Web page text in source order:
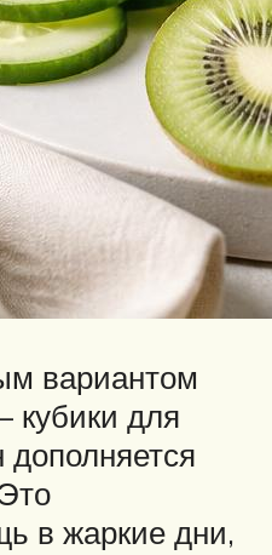
вариантом
для
в жаркие дни,